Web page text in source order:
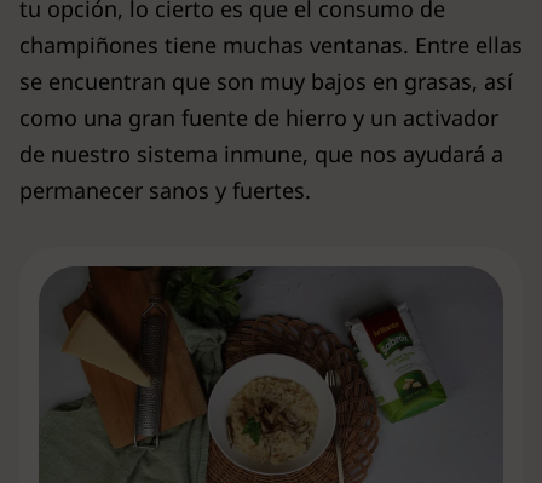
tu opción, lo cierto es que el consumo de
champiñones tiene muchas ventanas. Entre ellas
se encuentran que son muy bajos en grasas, así
como una gran fuente de hierro y un activador
de nuestro sistema inmune, que nos ayudará a
permanecer sanos y fuertes.